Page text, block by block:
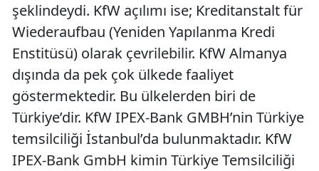
şeklindeydi. KfW açılımı ise; Kreditanstalt für
Wiederaufbau (Yeniden Yapılanma Kredi
Enstitüsü) olarak çevrilebilir. KfW Almanya
dışında da pek çok ülkede faaliyet
göstermektedir. Bu ülkelerden biri de
Türkiye’dir. KfW IPEX-Bank GMBH’nin Türkiye
temsilciliği İstanbul’da bulunmaktadır. KfW
IPEX-Bank GmbH kimin Türkiye Temsilciliği